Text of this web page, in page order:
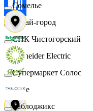
Читай-город
Schneider Electric
Ярче
Сомелье
СПК Чистогорский
Супермаркет Солос
Таблоджикс